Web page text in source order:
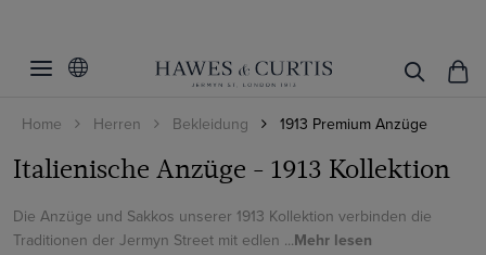
Home Herren Bekleidung 1913 Premium Anzüge
Italienische Anzüge - 1913 Kollektion
Die Anzüge und Sakkos unserer 1913 Kollektion verbinden die
Traditionen der Jermyn Street mit edlen ...Mehr lesen
Slim Fit
Blau
Uni
Material